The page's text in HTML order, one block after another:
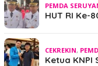
PEMDA
HUT RI Ke-
CEKREKIN,
Ketua